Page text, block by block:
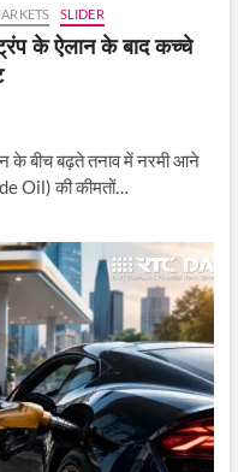
SLIDER
के ऐलान के बाद कच्चे
बीच बढ़ते तनाव में नरमी आने
Oil) की कीमतों…